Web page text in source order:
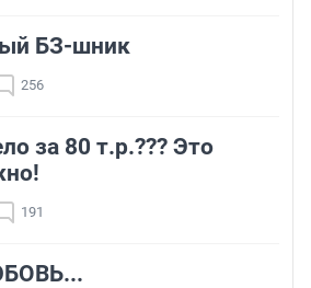
БЗ-шник
256
за 80 т.р.??? Это
191